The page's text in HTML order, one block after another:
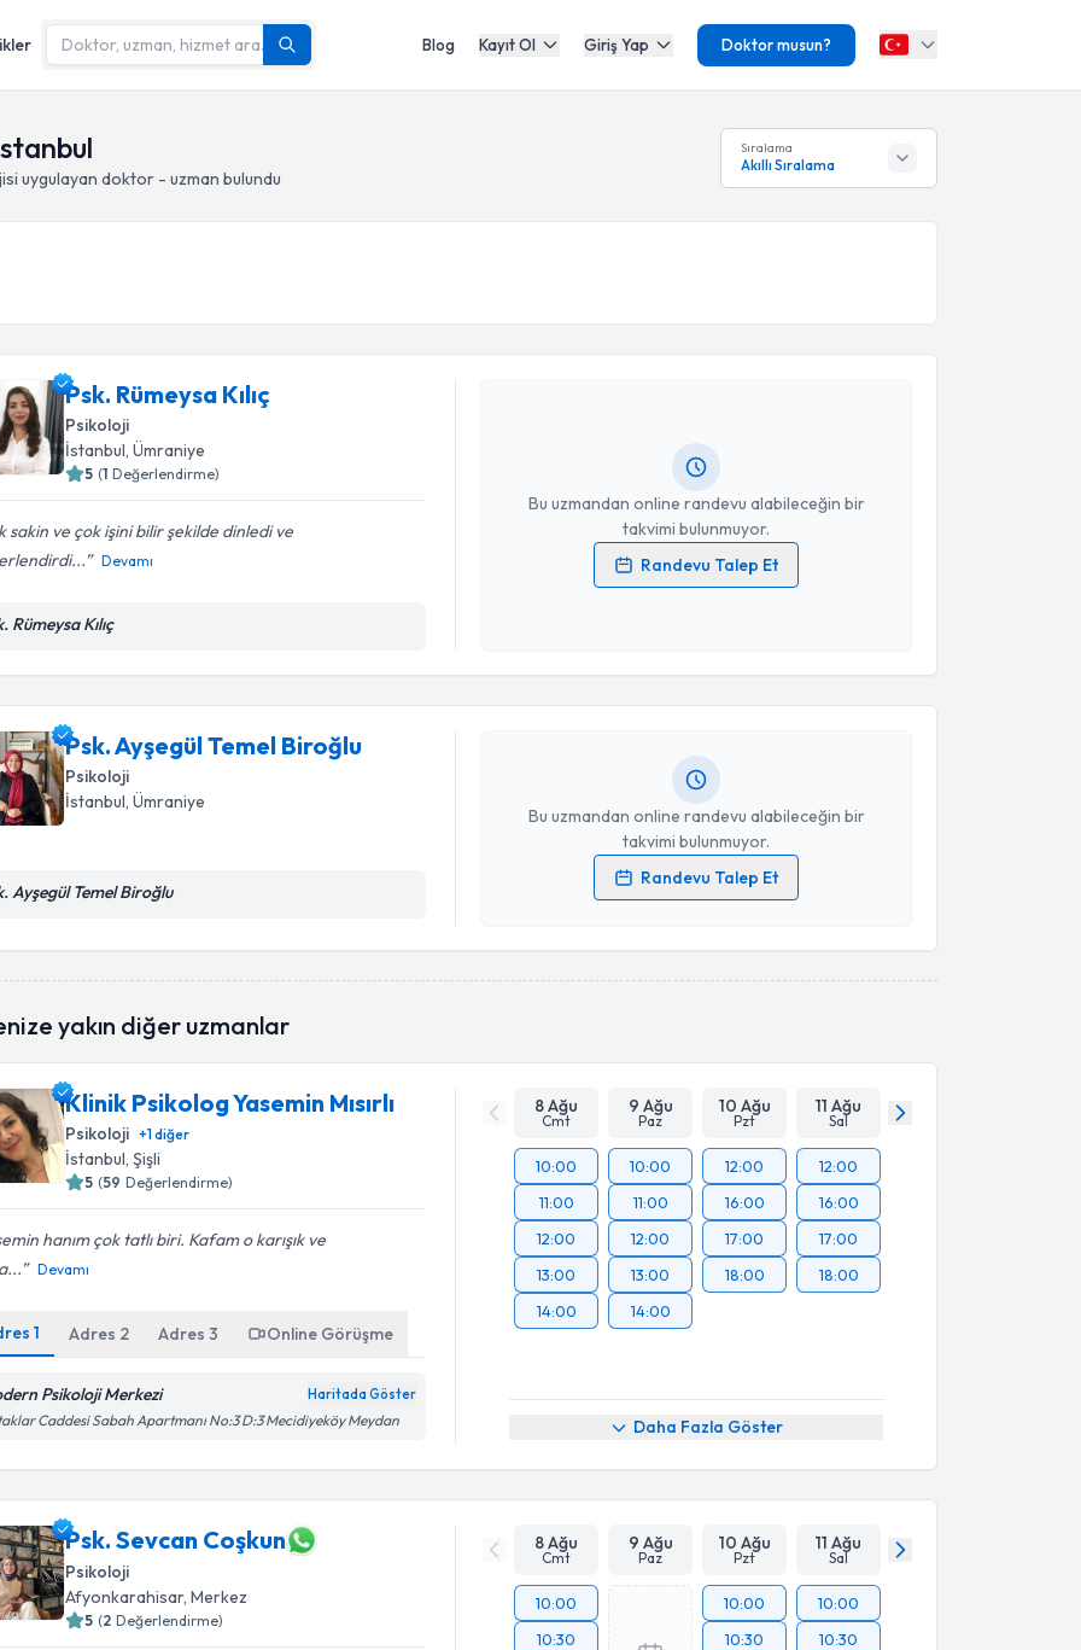
Blog Kayıt Ol Giriş Yap Doktor musun?
uygulayan doktor - uzman bulundu
Sıralama
Akıllı Sıralama
Psk. Rümeysa Kılıç
Psikoloji
İstanbul, Ümraniye
5 (1 Değerlendirme)
sakin ve çok işini bilir şekilde dinledi ve
Devamı
Rümeysa Kılıç
Bu uzmandan online randevu alabileceğin bir
takvimi bulunmuyor.
Randevu Talep Et
Kişisel verilerimin işlenmesine ilişkinAydınlatma Metni
Takvim Talebini Gönder
Psk. Ayşegül Temel Biroğlu
Psikoloji
İstanbul, Ümraniye
Ayşegül Temel Biroğlu
Bu uzmandan online randevu alabileceğin bir
takvimi bulunmuyor.
Randevu Talep Et
oluşturun. Size bu uzmandan randevu almanız için bir takvim
hazırlandığında e-posta ile bilgilendireceğiz.
Kişisel verilerimin işlenmesine ilişkinAydınlatma Metni
işlenmesini kabul ediyorum.
yakın diğer uzmanlar
Klinik Psikolog Yasemin Mısırlı
Psikoloji +1diğer
İstanbul, Şişli
5 (59 Değerlendirme)
hanım çok tatlı biri. Kafam o karışık ve
Devamı
1 Adres 2 Adres3 Online Görüşme
Psikoloji Merkezi Haritada Göster
Caddesi Sabah Apartmanı No:3 D:3 Mecidiyeköy Meydan
8 Ağu
Cmt
9 Ağu
Paz
10 Ağu
Pzt
11 Ağu
Sal
10:00
11:00
12:00
13:00
14:00
10:00
11:00
12:00
13:00
14:00
12:00
16:00
17:00
18:00
12:00
16:00
17:00
18:00
Daha Fazla Göster
Psk. Sevcan Coşkun
Psikoloji
Afyonkarahisar, Merkez
5 (2 Değerlendirme)
8 Ağu
Cmt
9 Ağu
Paz
10 Ağu
Pzt
11 Ağu
Sal
10:00
10:30
10:00
10:30
10:00
10:30